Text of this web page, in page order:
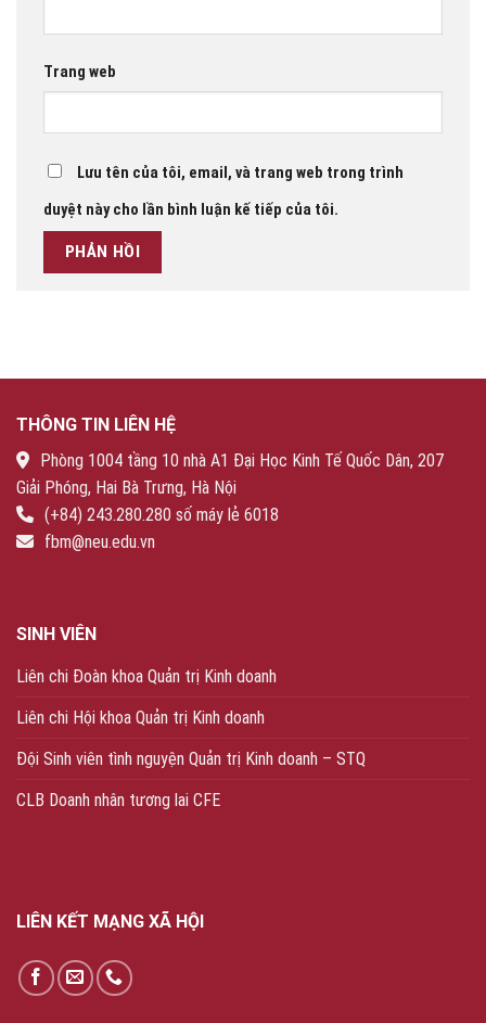
Trang web
Lưu tên của tôi, email, và trang web trong trình
duyệt này cho lần bình luận kế tiếp của tôi.
THÔNG TIN LIÊN HỆ
Phòng 1004 tầng 10 nhà A1 Đại Học Kinh Tế Quốc Dân, 207
Giải Phóng, Hai Bà Trưng, Hà Nội
(+84) 243.280.280 số máy lẻ 6018
fbm@neu.edu.vn
SINH VIÊN
Liên chi Đoàn khoa Quản trị Kinh doanh
Liên chi Hội khoa Quản trị Kinh doanh
Đội Sinh viên tình nguyện Quản trị Kinh doanh – STQ
CLB Doanh nhân tương lai CFE
LIÊN KẾT MẠNG XÃ HỘI